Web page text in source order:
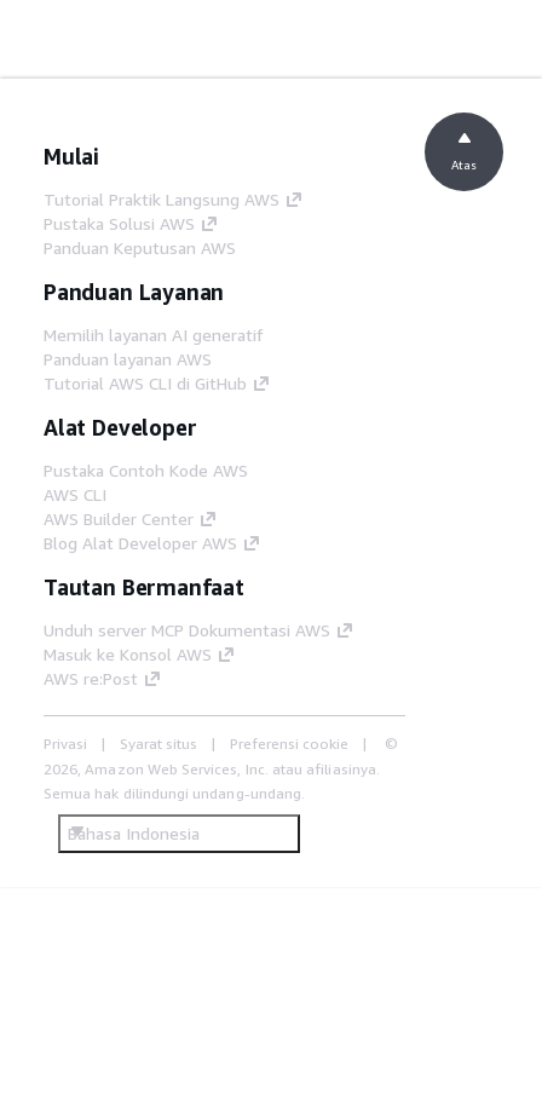
Mulai
Tutorial Praktik Langsung AWS
Pustaka Solusi AWS
Panduan Keputusan AWS
Panduan Layanan
Memilih layanan AI generatif
Panduan layanan AWS
Tutorial AWS CLI di GitHub
Alat Developer
Pustaka Contoh Kode AWS
AWS CLI
AWS Builder Center
Blog Alat Developer AWS
Tautan Bermanfaat
Unduh server MCP Dokumentasi AWS
Masuk ke Konsol AWS
AWS re:Post
Privasi Syarat situs Preferensi cookie
©
2026, Amazon Web Services, Inc. atau afiliasinya.
Semua hak dilindungi undang-undang.
Bahasa Indonesia
Atas